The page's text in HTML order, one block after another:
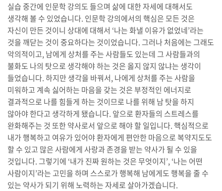
실습 중간에 인문학 강의도 들으며 삶에 대한 자세에 대해서도
생각해 볼 수 있었습니다. 인문학 강의에서의 핵심은 모든 것은
자신이 만든 것이니 상대에 대해서 ‘나는 화낼 이유가 없었네’라는
것을 깨닫는 것이 중요하다는 것이었습니다. 그러나 처음에는 그래도
악의적이고, 남에게 상처를 주는 사람들도 있는데 그 사람들과의
불화도 나의 탓으로 생각해야 하는 것은 옳지 않지 않냐는 생각이
들었습니다. 하지만 생각을 바꿔서, 나에게 상처를 주는 사람을
미워하고 계속 싫어하는 마음을 갖는 것은 부정적인 에너지로
결과적으로 나를 힘들게 하는 것이므로 나를 위해 남 탓을 하지
않아야 한다고 생각하게 됐습니다. 앞으로 환자들의 스트레스를
완화해주는 것 또한 약사로서 앞으로 해야 할 일입니다. 핵심적으로
내가 행복하고 여유가 있어야 환자에게 편안한 마음으로 복약지도도
할 수 있고 많은 사람에게 사랑과 존경을 받는 약사가 될 수 있을
것입니다. 그렇기에 ‘내가 진짜 원하는 것은 무엇이지’, ‘나는 어떤
사람이지’라는 고민을 하며 스스로가 행복해 남에게도 행복을 줄 수
있는 약사가 되기 위해 노력하는 자세로 살아가겠습니다.